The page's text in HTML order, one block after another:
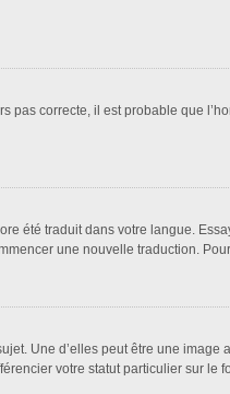
pas correcte, il est probable que
été traduit dans votre langue.
une nouvelle traduction.
Une d’elles peut être une
votre statut particulier sur